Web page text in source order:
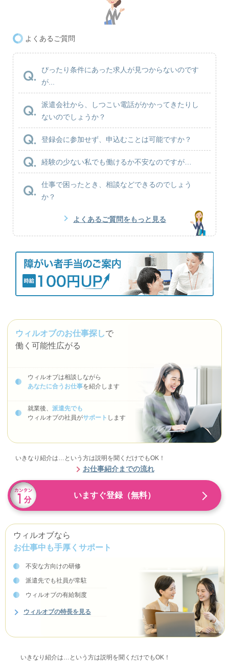
よくあるご質問
ぴったり条件にあった求人が見つからないのです
が...
派遣会社から、しつこい電話がかかってきたりし
ないのでしょうか？
登録会に参加せず、申込むことは可能ですか？
経験の少ない私でも働けるか不安なのですが…
仕事で困ったとき、相談などできるのでしょう
か？
よくあるご質問をもっと見る
ウィルオブのお仕事探しで
働く可能性広がる
ウィルオブは相談しながら
あなたに合うお仕事を紹介します
就業後、 派遣先でも
ウィルオブの社員がサポート します
いきなり紹介は…という方は説明を聞くだけでもOK！
お仕事紹介までの流れ
いますぐ登録（無料）
ウィルオブなら
お仕事中も手厚くサポート
不安な方向けの研修
派遣先でも社員が常駐
ウィルオブの有給制度
ウィルオブの特長を見る
いきなり紹介は…という方は説明を聞くだけでもOK！